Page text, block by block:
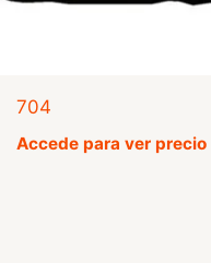
704
Accede para ver precio